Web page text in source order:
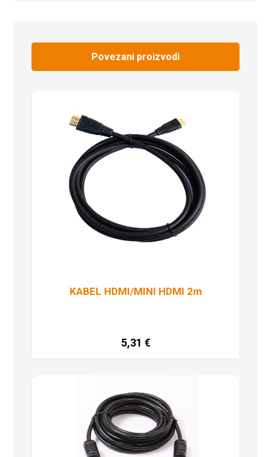
Povezani proizvodi
KABEL HDMI/MINI HDMI 2m
5,31 €
Dodaj u košaricu